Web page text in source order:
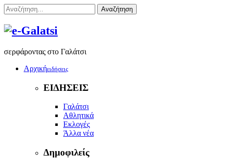
Αναζήτηση
σερφάροντας στο Γαλάτσι
Αρχικήειδήσεις
ΕΙΔΗΣΕΙΣ
Γαλάτσι
Αθλητικά
Εκλογές
Άλλα νέα
Δημοφιλείς